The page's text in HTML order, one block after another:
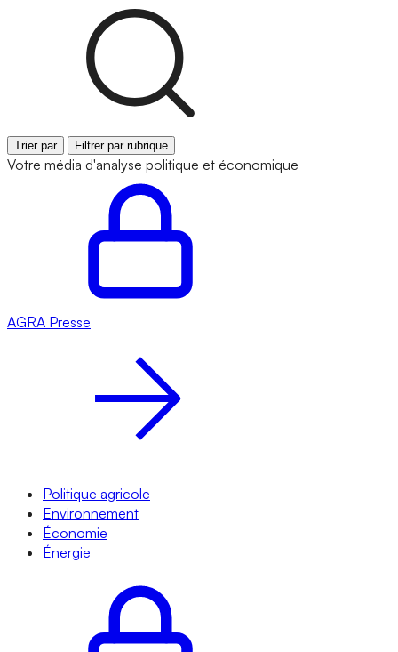
Trier par Filtrer par rubrique
Votre média d'analyse politique et économique
AGRA Presse
Politique agricole
Environnement
Économie
Énergie